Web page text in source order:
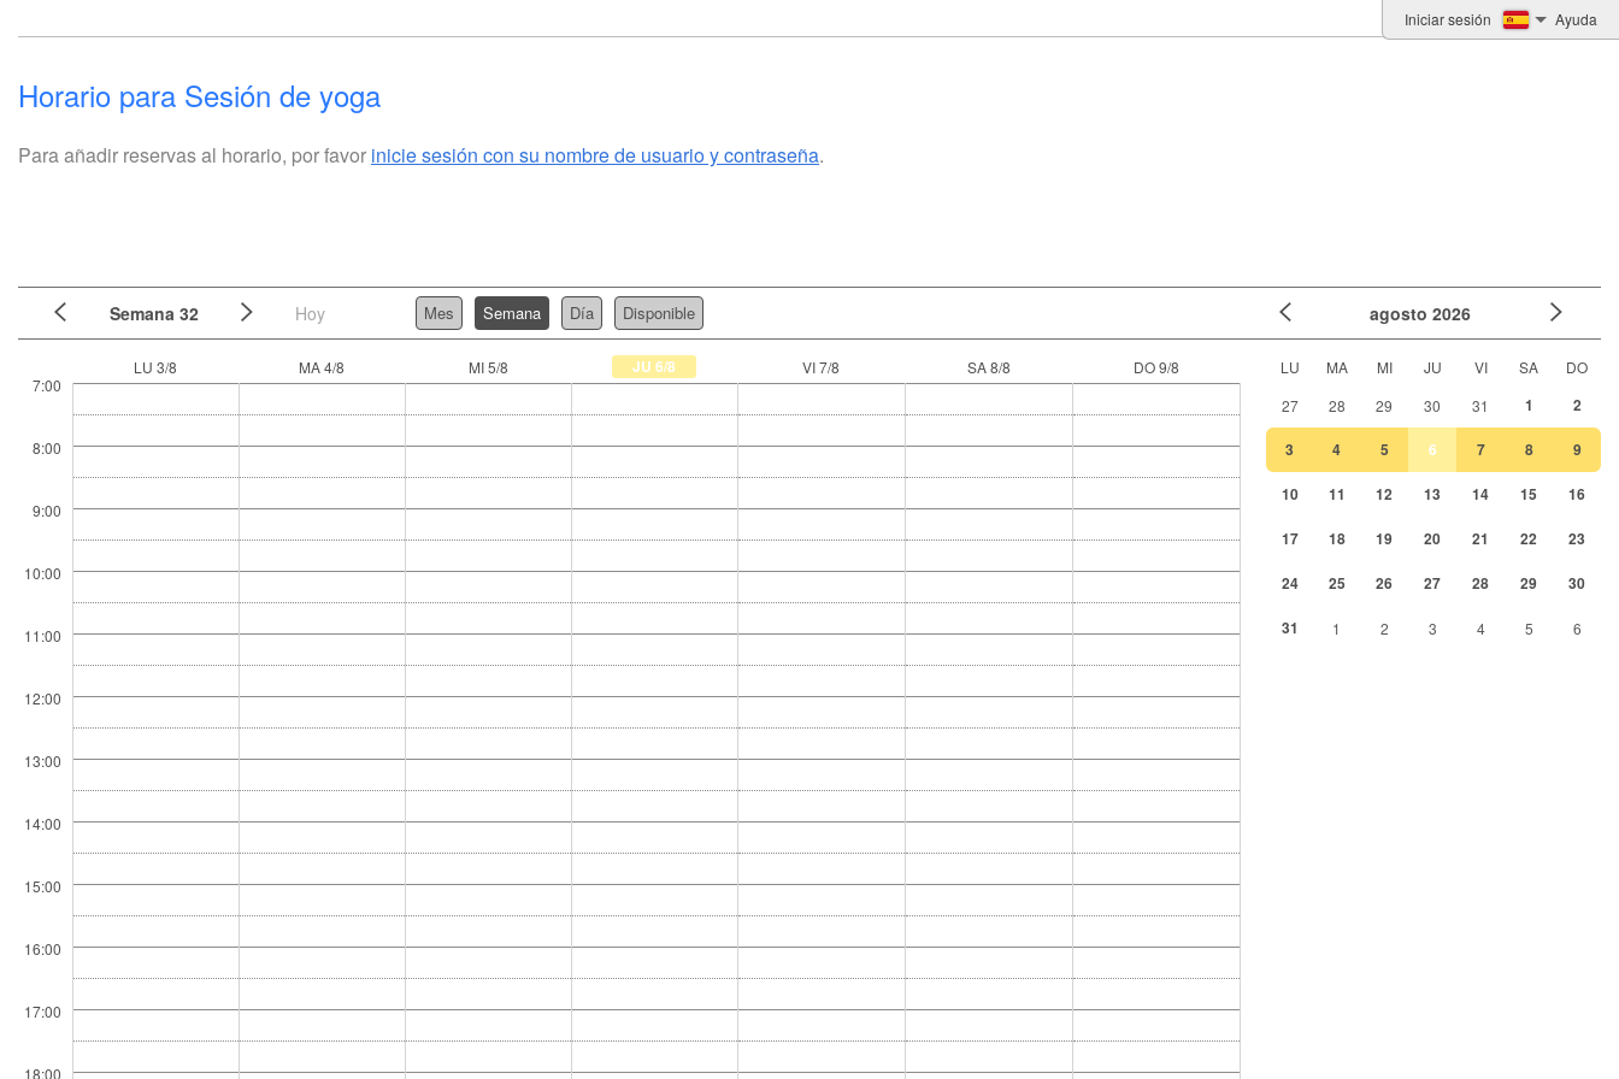
Iniciar sesión Ayuda
Horario para Sesión de yoga
Para añadir reservas al horario, por favor inicie sesión con su nombre de usuario y contraseña.
agosto 2026
LU MA MI JU VI SA
DO
27
28 29 30 31 1 2
3 4 5 6 7 8 9
10 11 12 13 14 15 16
17 18 19 20 21 22 23
24 25 26 27 28 29 30
31 1 2 3 4 5 6
Semana 32 Hoy Mes Semana Día Disponible
LU 3/8 MA 4/8 MI 5/8 JU 6/8 VI 7/8 SA 8/8
DO 9/8
7:00
8:00
9:00
10:00
11:00
12:00
13:00
14:00
15:00
16:00
17:00
18:00